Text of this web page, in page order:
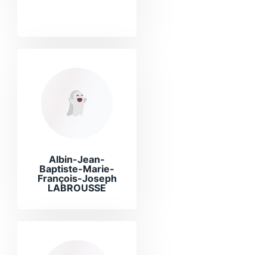
Albin-Jean-
Baptiste-Marie-
François-Joseph
LABROUSSE